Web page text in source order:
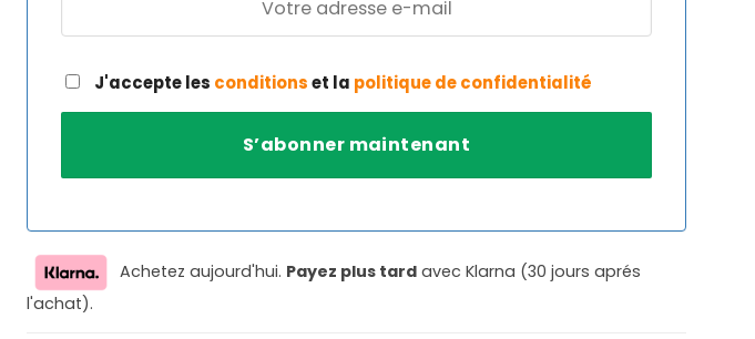
J'accepte les conditionset la politique de confidentialité
Achetez aujourd'hui. Payez plus tard avec Klarna (30 jours aprés
l'achat).